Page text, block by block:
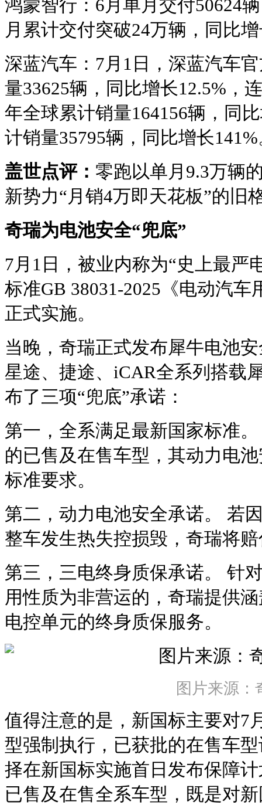
鸿蒙智行：6月单月交付50624
月累计交付突破24万辆，同比
深蓝汽车：7月1日，深蓝汽车
量33625辆，同比增长12.5%，
年全球累计销量164156辆，同
计销量35795辆，同比增长
盖世点评： 零跑以单月9.3万辆
新势力“月销4万即天花板”的旧
奇瑞为电池安全“兜底”
7月1日，被业内称为“史上最严
标准GB 38031-2025《电动汽
正式实施。
当晚，奇瑞正式发布犀牛电池
星途、捷途、iCAR全系列搭载
布了三项“兜底”承诺：
第一，全系满足最新国家标准
的已售及在售车型，其动力电
标准要求。
第二，动力电池安全承诺。 若
整车发生热失控损毁，奇瑞将
第三，三电终身质保承诺。 针
用性质为非营运的，奇瑞提供
电控单元的终身质保服务。
图片来源：
值得注意的是，新国标主要对7
型强制执行，已获批的在售车
择在新国标实施首日发布保障
已售及在售全系车型，既是对